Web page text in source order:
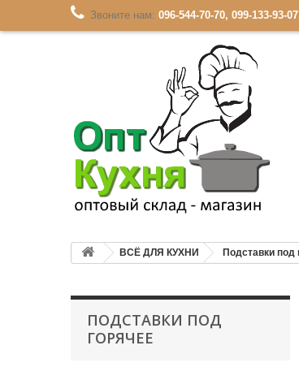
Звоните нам: 096-544-70-70, 099-133-93-
ВСЁ ДЛЯ КУХНИ Подставки под
ПОДСТАВКИ ПОД
ГОРЯЧЕЕ